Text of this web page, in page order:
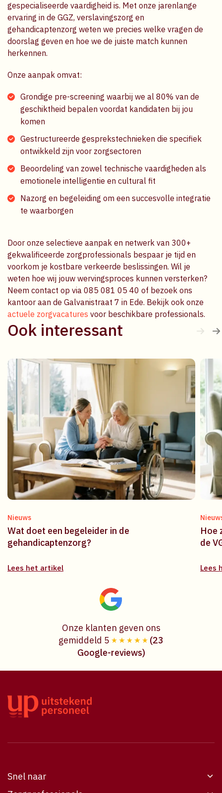
gespecialiseerde vaardigheid is. Met onze jarenlange
ervaring in de GGZ, verslavingszorg en
gehandicaptenzorg weten we precies welke vragen de
doorslag geven en hoe we de juiste match kunnen
herkennen.
Onze aanpak omvat:
Grondige pre-screening waarbij we al 80% van de
geschiktheid bepalen voordat kandidaten bij jou
komen
Gestructureerde gesprekstechnieken die specifiek
ontwikkeld zijn voor zorgsectoren
Beoordeling van zowel technische vaardigheden als
emotionele intelligentie en cultural fit
Nazorg en begeleiding om een succesvolle integratie
te waarborgen
Door onze selectieve aanpak en netwerk van 300+
gekwalificeerde zorgprofessionals bespaar je tijd en
voorkom je kostbare verkeerde beslissingen. Wil je
weten hoe wij jouw wervingsproces kunnen versterken?
Neem contact op via 085 081 05 40 of bezoek ons
kantoor aan de Galvanistraat 7 in Ede. Bekijk ook onze
actuele zorgvacatures voor beschikbare professionals.
Ook interessant
Nieuws
Wat doet een begeleider in de
gehandicaptenzorg?
Lees het artikel
Hoe
de
Lees
Onze klanten geven ons
gemiddeld 5
(23
Google-reviews)
Snel naar